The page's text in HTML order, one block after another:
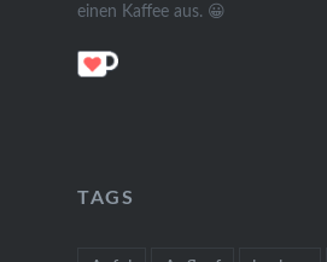
einen Kaffee aus. 😀
TAGS